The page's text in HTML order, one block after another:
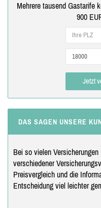
Mehrere tausend Gastarife
900
Jetzt
DAS SAGEN UNSERE
Bei so vielen
verschiedener
Preisvergleich und die
Entscheidung viel leichter